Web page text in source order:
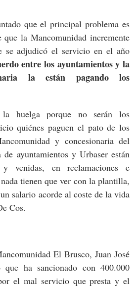
que el principal problema es
que la Mancomunidad incremente
se adjudicó el servicio en el año
entre los ayuntamientos y la
la están pagando los
la huelga porque no serán los
quiénes paguen el pato de los
y concesionaria del
ayuntamientos y Urbaser están
venidas, en reclamaciones e
tienen que ver con la plantilla,
salario acorde al coste de la vida
Cos.
El Brusco, Juan José
que ha sancionado con 400.000
el mal servicio que presta y el